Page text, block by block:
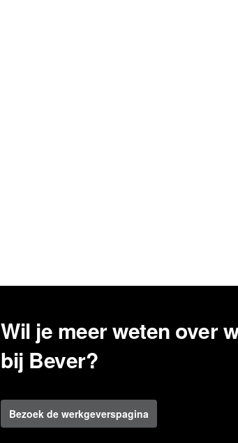
Wil je meer weten over
bij Bever?
Bezoek de werkgeverspagina